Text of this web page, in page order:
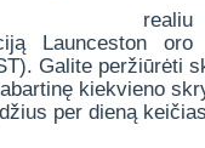
realiu
Launceston oro
Galite peržiūrėti
kiekvieno
per dieną